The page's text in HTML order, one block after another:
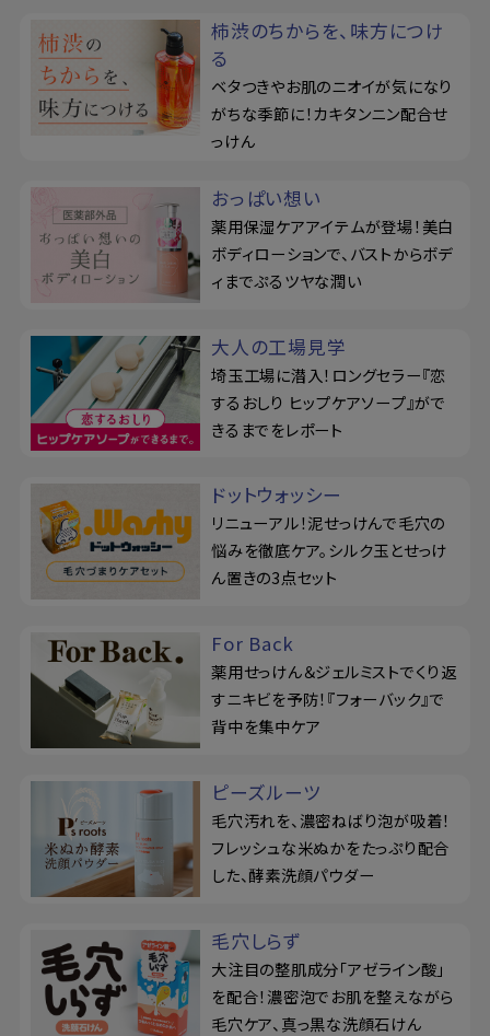
柿渋のちからを、味方につけ
る
ベタつきやお肌のニオイが気になり
がちな季節に！カキタンニン配合せ
っけん
おっぱい想い
薬用保湿ケアアイテムが登場！美白
ボディローションで、バストからボデ
ィまでぷるツヤな潤い
大人の工場見学
埼玉工場に潜入！ロングセラー『恋
するおしり ヒップケアソープ』がで
きるまでをレポート
ドットウォッシー
リニューアル！泥せっけんで毛穴の
悩みを徹底ケア。シルク玉とせっけ
ん置きの3点セット
For Back
薬用せっけん＆ジェルミストでくり返
すニキビを予防！『フォーバック』で
背中を集中ケア
ピーズルーツ
毛穴汚れを、濃密ねばり泡が吸着！
フレッシュな米ぬかをたっぷり配合
した、酵素洗顔パウダー
毛穴しらず
大注目の整肌成分「アゼライン酸」
を配合！濃密泡でお肌を整えながら
毛穴ケア、真っ黒な洗顔石けん